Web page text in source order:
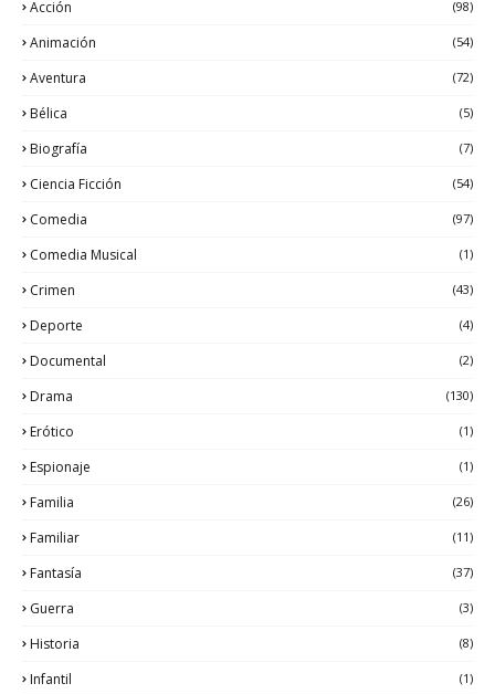
Acción (98)
Animación (54)
Aventura (72)
Bélica (5)
Biografía (7)
Ciencia Ficción (54)
Comedia (97)
Comedia Musical (1)
Crimen (43)
Deporte (4)
Documental (2)
Drama (130)
Erótico (1)
Espionaje (1)
Familia (26)
Familiar (11)
Fantasía (37)
Guerra (3)
Historia (8)
Infantil (1)